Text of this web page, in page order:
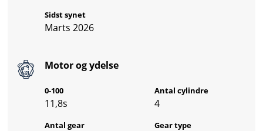
Sidst synet
Marts 2026
Motor og ydelse
0-100
11,8s
Antal cylindre
4
Antal gear Gear type